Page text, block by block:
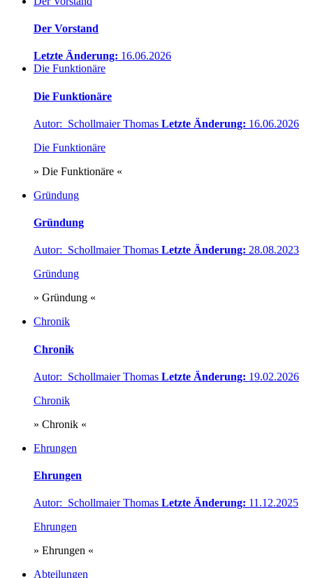
Der Vorstand
Letzte Änderung: 16.06.2026
Die Funktionäre
Die Funktionäre
Autor: Schollmaier Thomas Letzte Änderung: 16.06.2026
Die Funktionäre
» Die Funktionäre «
Gründung
Gründung
Autor: Schollmaier Thomas Letzte Änderung: 28.08.2023
Gründung
» Gründung «
Chronik
Chronik
Autor: Schollmaier Thomas Letzte Änderung: 19.02.2026
Chronik
» Chronik «
Ehrungen
Ehrungen
Autor: Schollmaier Thomas Letzte Änderung: 11.12.2025
Ehrungen
» Ehrungen «
Abteilungen